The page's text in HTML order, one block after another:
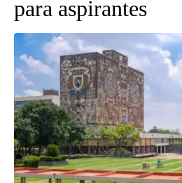
para aspirantes